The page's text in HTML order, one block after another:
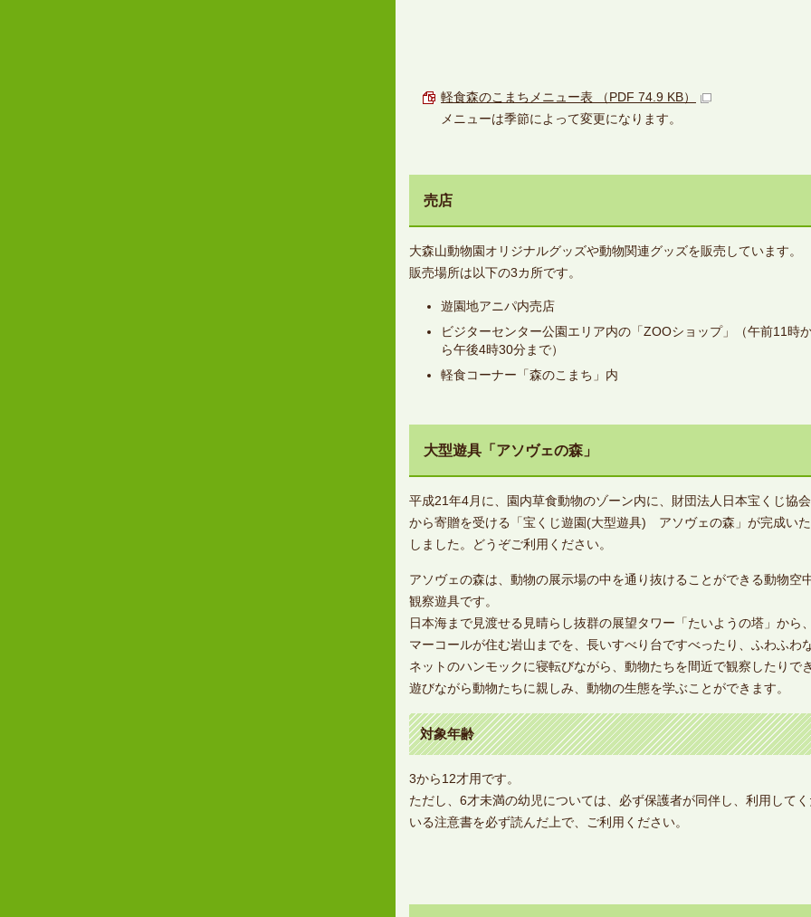
軽食森のこまちメニュー表 （PDF 74.9 KB）
メニューは季節によって変更になります。
売店
大森山動物園オリジナルグッズや動物関連グッズを販売しています。
販売場所は以下の3カ所です。
遊園地アニパ内売店
ビジターセンター公園エリア内の「ZOOショップ」（午前11時
ら午後4時30分まで）
軽食コーナー「森のこまち」内
大型遊具「アソヴェの森」
平成21年4月に、園内草食動物のゾーン内に、財団法人日本宝くじ協会
から寄贈を受ける「宝くじ遊園(大型遊具) アソヴェの森」が完成いた
しました。どうぞご利用ください。
アソヴェの森は、動物の展示場の中を通り抜けることができる動物空
観察遊具です。
日本海まで見渡せる見晴らし抜群の展望タワー「たいようの塔」から
マーコールが住む岩山までを、長いすべり台ですべったり、ふわふわ
ネットのハンモックに寝転びながら、動物たちを間近で観察したりで
遊びながら動物たちに親しみ、動物の生態を学ぶことができます。
対象年齢
3から12才用です。
ただし、6才未満の幼児については、必ず保護者が同伴し、利用して
いる注意書を必ず読んだ上で、ご利用ください。